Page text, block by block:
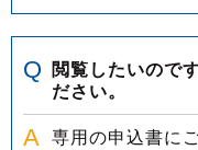
閲覧したいので
ださい。
専用の申込書に